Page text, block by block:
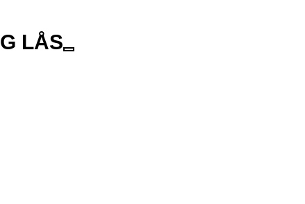
LÅS